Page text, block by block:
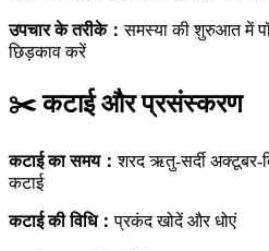
उपचार के तरीके：समस्या की शुरुआत में
छिड़काव करें
✂️कटाई और प्रसंस्करण
कटाई का समय：शरद ऋतु-सर्दी अक्टूबर-
कटाई
कटाई की विधि：प्रकंद खोदें और धोएं